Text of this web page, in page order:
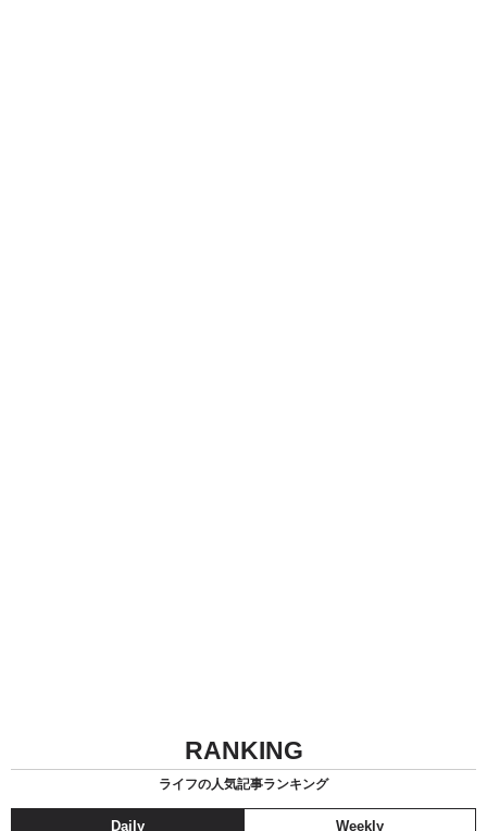
RANKING
ライフの人気記事ランキング
Daily Weekly